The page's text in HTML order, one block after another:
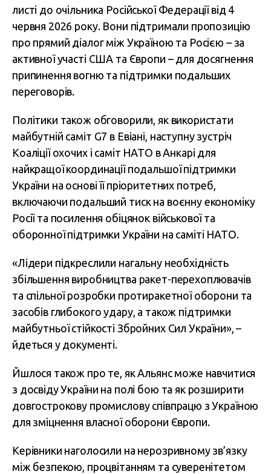
листі до очільника Російської Федерації від 4
червня 2026 року. Вони підтримали пропозицію
про прямий діалог між Україною та Росією – за
активної участі США та Європи – для досягнення
припинення вогню та підтримки подальших
переговорів.
Політики також обговорили, як використати
майбутній саміт G7 в Евіані, наступну зустріч
Коаліції охочих і саміт НАТО в Анкарі для
найкращої координації подальшої підтримки
України на основі її пріоритетних потреб,
включаючи подальший тиск на воєнну економіку
Росії та посилення обіцянок військової та
оборонної підтримки України на саміті НАТО.
«Лідери підкреслили нагальну необхідність
збільшення виробництва ракет-перехоплювачів
та спільної розробки протиракетної оборони та
засобів глибокого удару, а також підтримки
майбутньої стійкості Збройних Сил України», –
йдеться у документі.
Йшлося також про те, як Альянс може навчитися
з досвіду України на полі бою та як розширити
довгострокову промислову співпрацю з Україною
для зміцнення власної оборони Європи.
Керівники наголосили на нерозривному зв’язку
між безпекою, процвітанням та суверенітетом